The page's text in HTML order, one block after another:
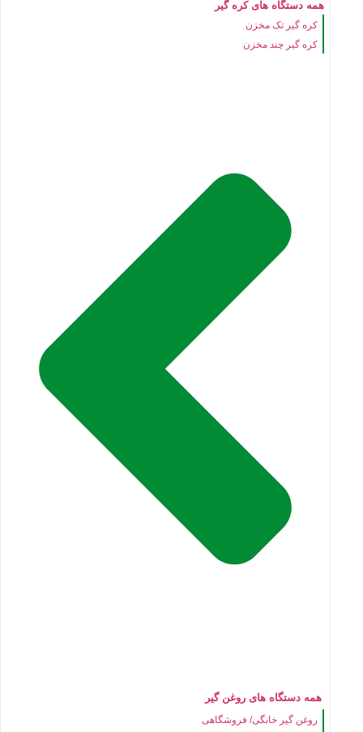
همه دستگاه های کره گیر
کره گیر تک مخزن
کره گیر چند مخزن
همه دستگاه های روغن گیر
روغن گیر خانگی/ فروشگاهی